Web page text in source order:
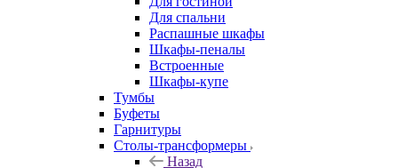
Для спальни
Распашные шкафы
Шкафы-пеналы
Встроенные
Шкафы-купе
Тумбы
Буфеты
Гарнитуры
Столы-трансформеры
Назад